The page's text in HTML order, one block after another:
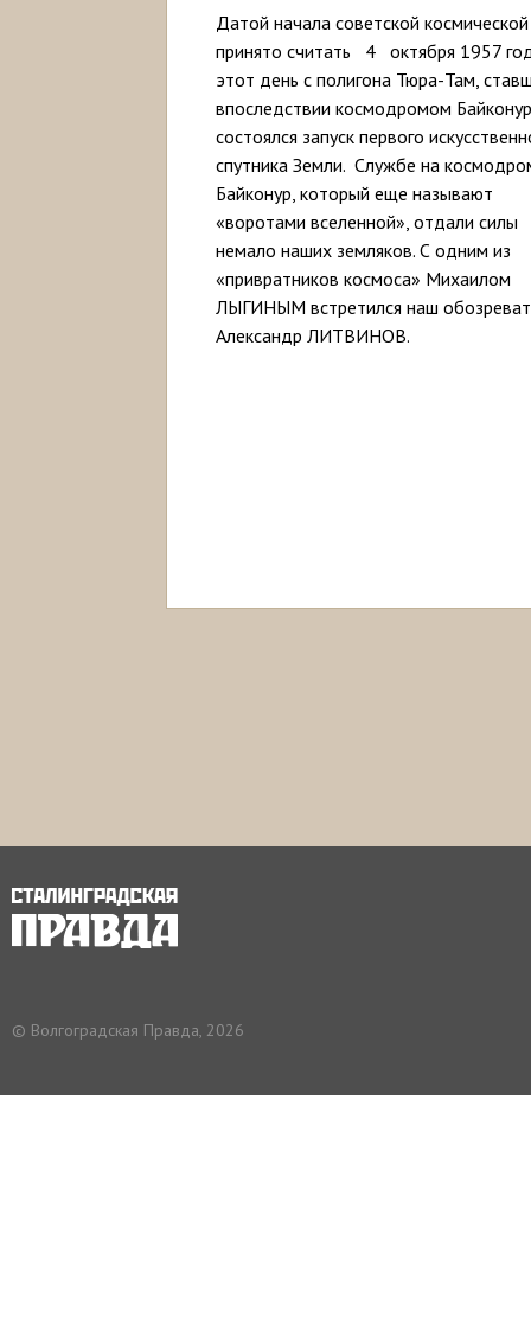
Датой начала советской
принято считать 4 октября 1957
этот день с полигона Тюра-Там,
впоследствии космодромом
состоялся запуск первого
спутника Земли. Службе на
Байконур, который еще называют
«воротами вселенной», отдали силы
немало наших земляков. С одним из
«привратников космоса» Михаилом
ЛЫГИНЫМ встретился наш
Александр ЛИТВИНОВ.
© Волгоградская Правда, 2026